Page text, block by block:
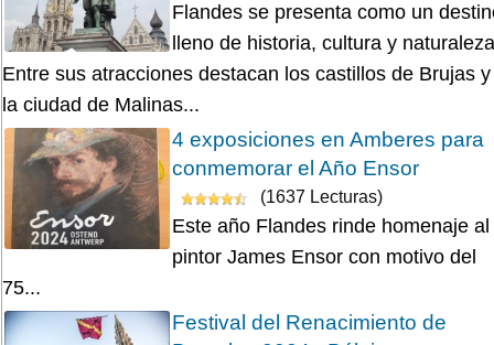
Flandes se presenta como un
lleno de historia, cultura y
Entre sus atracciones destacan los castillos de Brujas y
la ciudad de Malinas...
4 exposiciones en Amberes para
conmemorar el Año Ensor
(1637 Lecturas)
Este año Flandes rinde homenaje al
pintor James Ensor con motivo del
75...
Festival del Renacimiento de